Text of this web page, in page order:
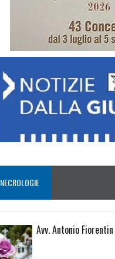
NECROLOGIE
Avv. Antonio Fiorentin